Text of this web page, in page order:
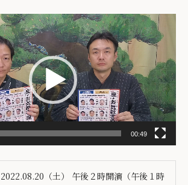
00:49
2022.08.20（土） 午後２時開演（午後１時